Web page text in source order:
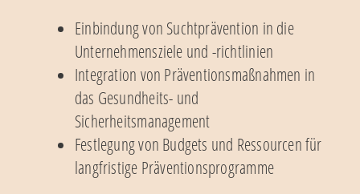
Einbindung von Suchtprävention in die
Unternehmensziele und -richtlinien
Integration von Präventionsmaßnahmen in
das Gesundheits- und
Sicherheitsmanagement
Festlegung von Budgets und Ressourcen für
langfristige Präventionsprogramme